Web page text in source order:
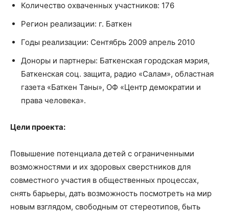
Количество охваченных участников: 176
Регион реализации: г. Баткен
Годы реализации: Сентябрь 2009 апрель 2010
Доноры и партнеры: Баткенская городская мэрия,
Баткенская соц. защита, радио «Салам», областная
газета «Баткен Таны», ОФ «Центр демократии и
права человека».
Цели проекта:
Повышение потенциала детей с ограниченными
возможностями и их здоровых сверстников для
совместного участия в общественных процессах,
снять барьеры, дать возможность посмотреть на мир
новым взглядом, свободным от стереотипов, быть